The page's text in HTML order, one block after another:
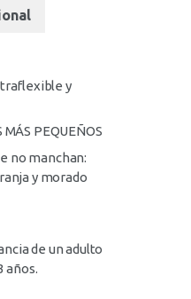
y
PEQUEÑOS
no manchan:
y morado
de un adulto
años.